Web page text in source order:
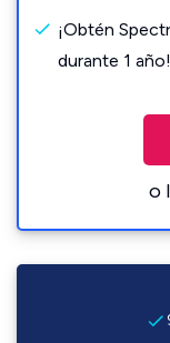
¡Obtén
durante 1
o